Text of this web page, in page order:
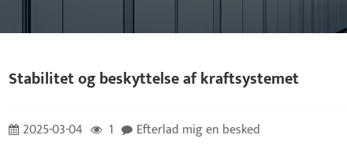
Stabilitet og beskyttelse af kraftsystemet
2025-03-04 1 Efterlad mig en besked